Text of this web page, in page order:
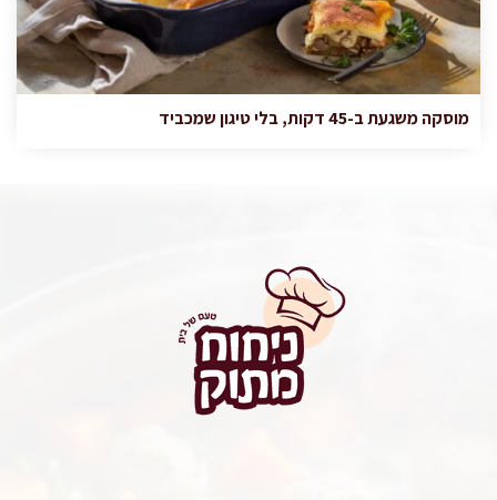
מוסקה משגעת ב-45 דקות, בלי טיגון שמכביד